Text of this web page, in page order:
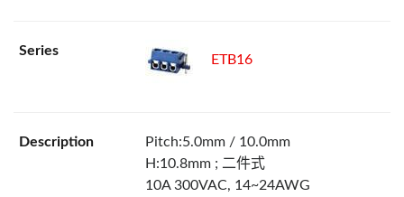
ETB16
Pitch:5.0mm / 10.0mm
H:10.8mm ; 二件式
10A 300VAC, 14~24AWG